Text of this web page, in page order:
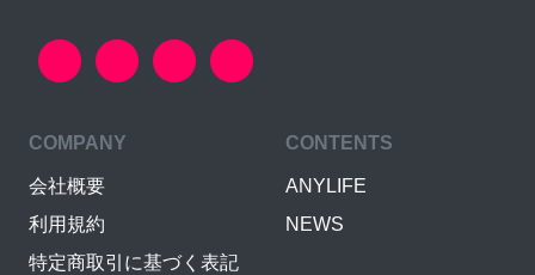
COMPANY
会社概要
利用規約
特定商取引に基づく表記
CONTENTS
ANYLIFE
NEWS